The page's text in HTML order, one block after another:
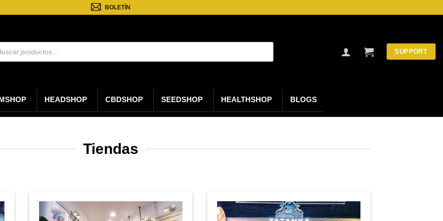
BOLETÍN
SUPPORT
HEADSHOP CBDSHOP SEEDSHOP HEALTHSHOP BLOGS
Tiendas